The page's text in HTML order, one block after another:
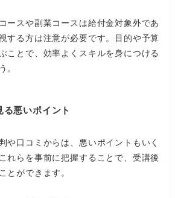
ースや副業コースは給付金対象外であ
する方は注意が必要です。目的や予算
ことで、効率よくスキルを身につける
。
悪いポイント
や口コミからは、悪いポイントもいく
れらを事前に把握することで、受講後
とができます。